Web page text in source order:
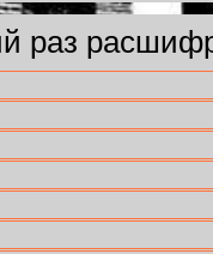
раз